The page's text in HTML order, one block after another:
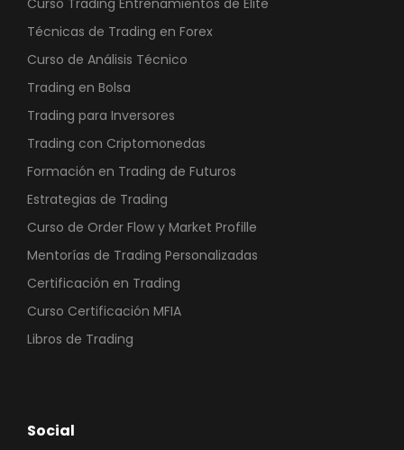
Curso Trading Entrenamientos de Elite
Técnicas de Trading en Forex
Curso de Análisis Técnico
Trading en Bolsa
Trading para Inversores
Trading con Criptomonedas
Formación en Trading de Futuros
Estrategias de Trading
Curso de Order Flow y Market Profille
Mentorías de Trading Personalizadas
Certificación en Trading
Curso Certificación MFIA
Libros de Trading
Social